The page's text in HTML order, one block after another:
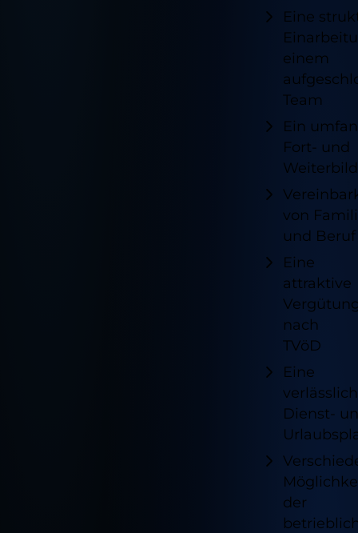
Eine
einem
Team
Ein
Fort- und
von
und Beruf
Eine
attraktive
nach
TVöD
Eine
Dienst-
der